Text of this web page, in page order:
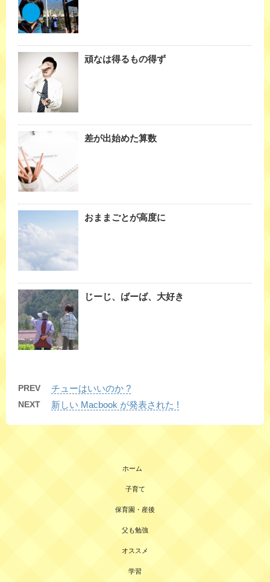
頑なは得るもの得ず
差が出始めた算数
おままごとが高度に
じーじ、ばーば、大好き
PREV チューはいいのか ?
NEXT 新しい Macbook が発表された !
ホーム
子育て
保育園・産後
父も勉強
オススメ
学習